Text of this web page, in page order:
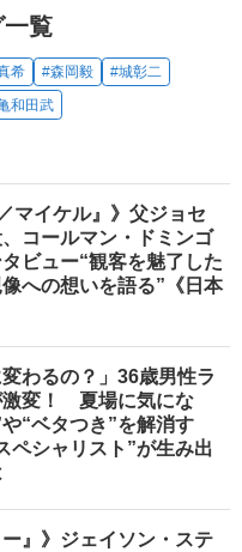
覧
希 #森岡毅
#城彰二
和田武
マイケル』》父ジョセ
コールマン・ドミンゴ
ビュー“観客を魅了した
への想いを語る”《日本
変わるの？」36歳男性ラ
激変！ 夏場に気にな
“ベタつき”を解消す
ペシャリスト”が生み出
ー』》ジェイソン・ステ